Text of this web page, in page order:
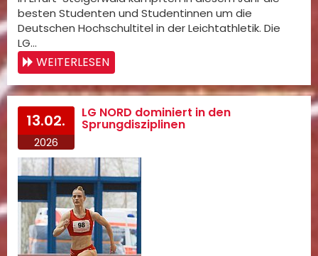
besten Studenten und Studentinnen um die
Deutschen Hochschultitel in der Leichtathletik. Die
LG…
WEITERLESEN
13.02.
2026
LG NORD dominiert in den
Sprungdisziplinen